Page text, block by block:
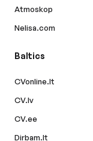
Atmoskop
Nelisa.com
Baltics
CVonline.lt
CV.lv
CV.ee
Dirbam.lt